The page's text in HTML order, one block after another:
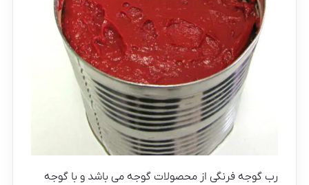
رب گوجه فرنگی از محصولات گوجه می باشد و با گوجه